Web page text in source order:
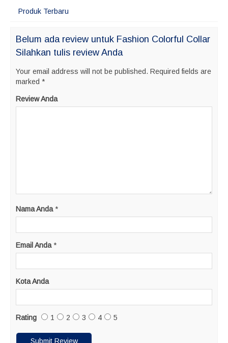
Produk Terbaru
Belum ada review untuk Fashion Colorful Collar
Silahkan tulis review Anda
Your email address will not be published. Required fields are
marked *
Review Anda
Nama Anda *
Email Anda *
Kota Anda
Rating 1 2 3 4 5